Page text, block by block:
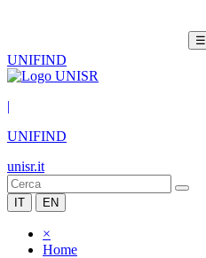
☰
UNIFIND
|
UNIFIND
unisr.it
IT EN
×
Home